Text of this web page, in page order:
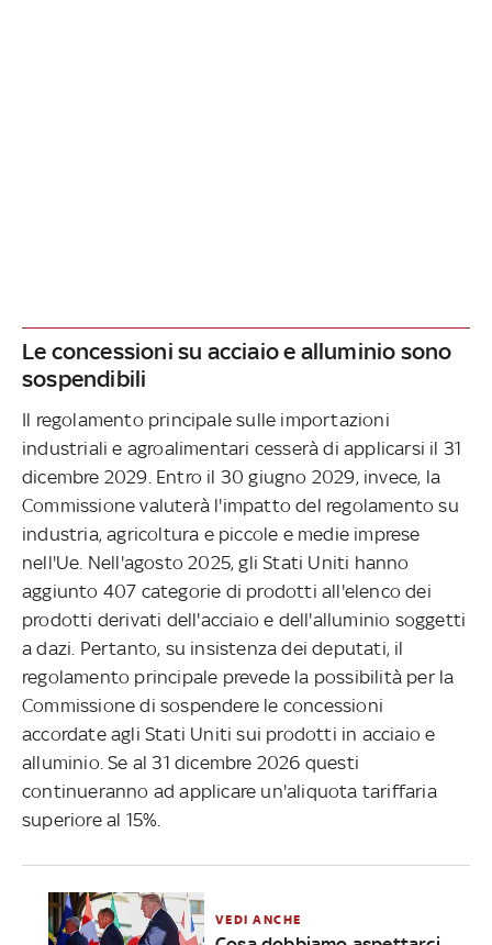
Le concessioni su acciaio e alluminio sono
sospendibili
Il regolamento principale sulle importazioni
industriali e agroalimentari cesserà di applicarsi il 31
dicembre 2029. Entro il 30 giugno 2029, invece, la
Commissione valuterà l'impatto del regolamento su
industria, agricoltura e piccole e medie imprese
nell'Ue. Nell'agosto 2025, gli Stati Uniti hanno
aggiunto 407 categorie di prodotti all'elenco dei
prodotti derivati dell'acciaio e dell'alluminio soggetti
a dazi. Pertanto, su insistenza dei deputati, il
regolamento principale prevede la possibilità per la
Commissione di sospendere le concessioni
accordate agli Stati Uniti sui prodotti in acciaio e
alluminio. Se al 31 dicembre 2026 questi
continueranno ad applicare un'aliquota tariffaria
superiore al 15%.
VEDI ANCHE